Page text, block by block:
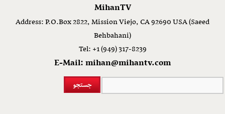
MihanTV
Address: P.O.Box 2822, Mission Viejo, CA 92690 USA (Saeed
Behbahani)
Tel: +1 (949) 317-8239
E-Mail: mihan@mihantv.com